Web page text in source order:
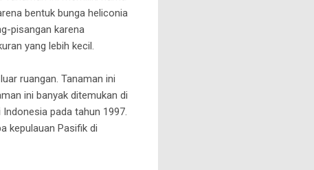
bentuk bunga heliconia
pisangan karena
yang lebih kecil.
ruangan. Tanaman ini
ini banyak ditemukan di
pada tahun 1997.
kepulauan Pasifik di